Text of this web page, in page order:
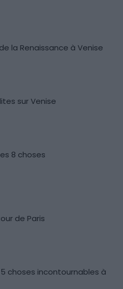
la Renaissance à Venise
sur Venise
8 choses
de Paris
choses incontournables à